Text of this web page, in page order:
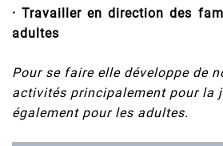
· Travailler en direction des
adultes
Pour se faire elle développe de
activités principalement pour la
également pour les adultes.